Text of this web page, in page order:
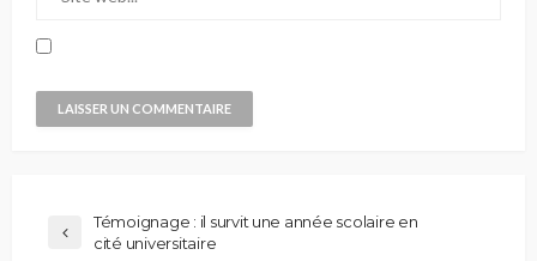
Témoignage : il survit une année scolaire en
cité universitaire